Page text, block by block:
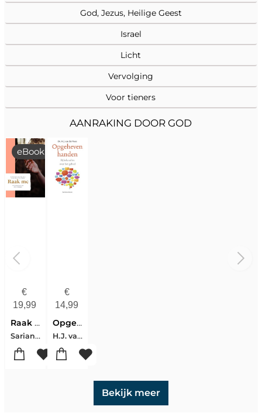
God, Jezus, Heilige Geest
Israel
Licht
Vervolging
Voor tieners
AANRAKING DOOR GOD
€
19,99
eBook
Raak me
Sarianne van Dalen-Willemijn de Weerd
€
14,99
Opgeheven handen
H.J. van der Veen
Bekijk meer